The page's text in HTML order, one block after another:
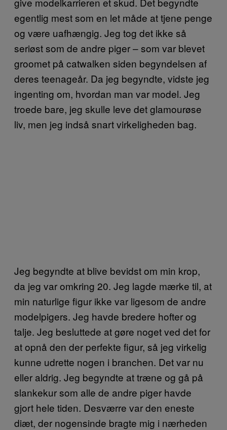
egentlig mest som en let måde at tjene penge
og være uafhængig. Jeg tog det ikke så
seriøst som de andre piger – som var blevet
groomet på catwalken siden begyndelsen af
deres teenageår. Da jeg begyndte, vidste jeg
ingenting om, hvordan man var model. Jeg
troede bare, jeg skulle leve det glamourøse
liv, men jeg indså snart virkeligheden bag.
Jeg begyndte at blive bevidst om min krop,
da jeg var omkring 20. Jeg lagde mærke til, at
min naturlige figur ikke var ligesom de andre
modelpigers. Jeg havde bredere hofter og
talje. Jeg besluttede at gøre noget ved det for
at opnå den der perfekte figur, så jeg virkelig
kunne udrette nogen i branchen. Det var nu
eller aldrig. Jeg begyndte at træne og gå på
slankekur som alle de andre piger havde
gjort hele tiden. Desværre var den eneste
diæt, der nogensinde bragte mig i nærheden